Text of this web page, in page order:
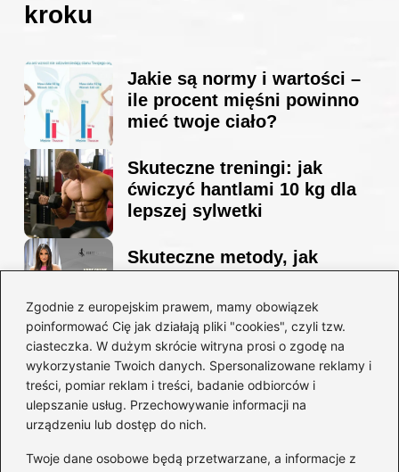
Zgodnie z europejskim prawem, mamy obowiązek
poinformować Cię jak działają pliki "cookies", czyli tzw.
ciasteczka. W dużym skrócie witryna prosi o zgodę na
wykorzystanie Twoich danych. Spersonalizowane reklamy i
treści, pomiar reklam i treści, badanie odbiorców i
ulepszanie usług. Przechowywanie informacji na
urządzeniu lub dostęp do nich.
Twoje dane osobowe będą przetwarzane, a informacje z
kroku
Jakie są normy i wartości –
ile procent mięśni powinno
mieć twoje ciało?
Skuteczne treningi: jak
ćwiczyć hantlami 10 kg dla
lepszej sylwetki
Skuteczne metody, jak
sylwetkę w zaledwie 90 dni
Idealny garnitur: jak dobrać
go do swojej sylwetki?
Kategorie